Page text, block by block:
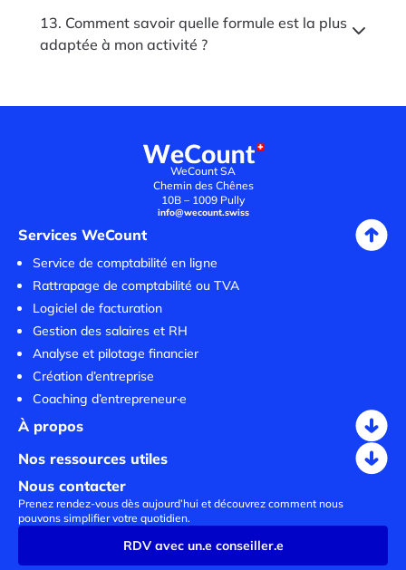
13. Comment savoir quelle formule est la plus
adaptée à mon activité ?
WeCount SA
Chemin des Chênes
10B – 1009 Pully
info@wecount.swiss
Services WeCount
Service de comptabilité en ligne
Rattrapage de comptabilité ou TVA
Logiciel de facturation
Gestion des salaires et RH
Analyse et pilotage financier
Création d’entreprise
Coaching d’entrepreneur·e
À propos
Nos ressources utiles
Nous contacter
Prenez rendez-vous dès aujourd’hui et découvrez comment nous
pouvons simplifier votre quotidien.
RDV avec un.e conseiller.e